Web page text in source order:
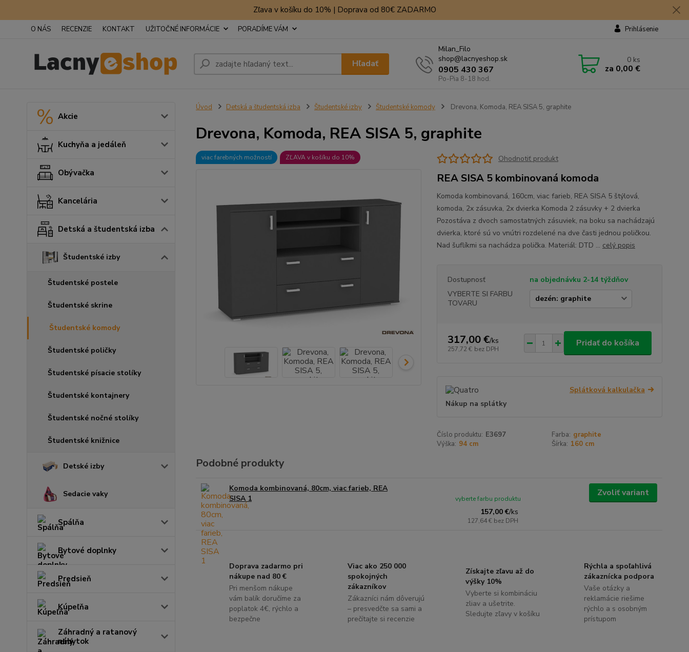
Zľava v košíku do 10% | Doprava od 80€ ZADARMO
O NÁS RECENZIE KONTAKT UŽITOČNÉ INFORMÁCIE PORADÍME VÁM Prihlásenie
Hľadať
Milan_Filo
shop@lacnyeshop.sk
0905 430 367
Po-Pia 8-18 hod.
0 ks
za 0,00 €
Akcie
Kuchyňa a jedáleň
Obývačka
Kancelária
Detská a študentská izba
Študentské izby
Študentské postele
Študentské skrine
Študentské komody
Študentské poličky
Študentské písacie stolíky
Študentské kontajnery
Študentské nočné stolíky
Študentské knižnice
Detské izby
Sedacie vaky
Spálňa
Bytové doplnky
Predsieň
Kúpeľňa
Záhradný a ratanový
nábytok
Úvod Detská a študentská izba Študentské izby Študentské komody Drevona, Komoda, REA SISA 5, graphite
Drevona, Komoda, REA SISA 5, graphite
viac farebných možností ZĽAVA v košíku do 10% Ohodnotiť produkt
REA SISA 5 kombinovaná komoda
Komoda kombinovaná, 160cm, viac farieb, REA SISA 5 štýlová,
komoda, 2x zásuvka, 2x dvierka Komoda 2 zásuvky + 2 dvierka
Pozostáva z dvoch samostatných zásuviek, na boku sa nachádzajú
dvierka, ktoré sú vo vnútri rozdelené na dve časti jednou poličkou.
Nad šuflíkmi sa nachádza polička. Materiál: DTD ... celý popis
Dostupnosť
na objednávku 2-14 týždňov
VYBERTE SI FARBU
TOVARU
317,00 €/ks
257,72 € bez DPH
Pridať do košíka
Splátková kalkulačka
Nákup na splátky
Číslo produktu: E3697 Farba: graphite
Výška: 94 cm Šírka: 160 cm
Podobné produkty
Komoda kombinovaná, 80cm, viac farieb, REA
SISA 1
157,00 €/ks
127,64 € bez DPH
vyberte farbu produktu
Zvoliť variant
Doprava zadarmo pri
nákupe nad 80 €
Pri menšom nákupe
vám balík doručíme za
poplatok 4€, rýchlo a
bezpečne
Viac ako 250 000
spokojných
zákazníkov
Zákazníci nám dôverujú
– presvedčte sa sami a
prečítajte si recenzie
Získajte zľavu až do
výšky 10%
Vyberte si kombináciu
zliav a ušetrite.
Sledujte zľavy v košíku
Rýchla a spoľahlivá
zákaznícka podpora
Vaše otázky a
reklamácie riešime
rýchlo a s osobným
prístupom